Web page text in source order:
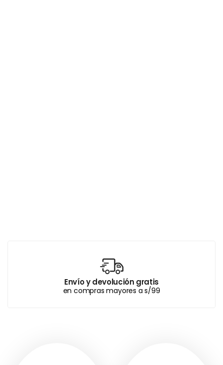
Envío y devolución gratis
en compras mayores a s/99